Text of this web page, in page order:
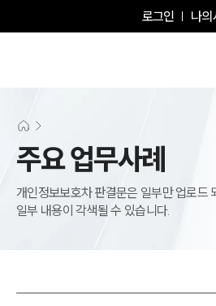
로그인 나의
주요 업무사례
개인정보보호차 판결문은 일부만 업로드
일부 내용이 각색될 수 있습니다.